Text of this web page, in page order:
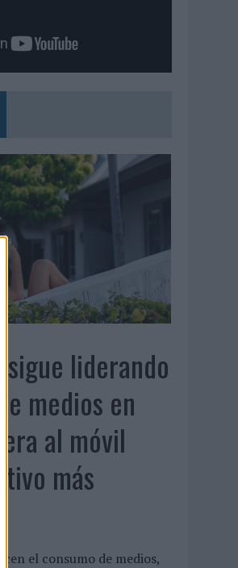
liderando
medios en
al móvil
más
el consumo de medios,